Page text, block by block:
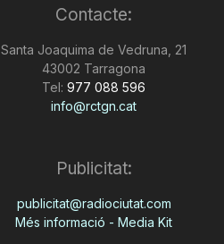
Contacte:
Santa Joaquima de Vedruna, 21
43002 Tarragona
Tel: 977 088 596
info@rctgn.cat
Publicitat:
publicitat@radiociutat.com
Més informació - Media Kit